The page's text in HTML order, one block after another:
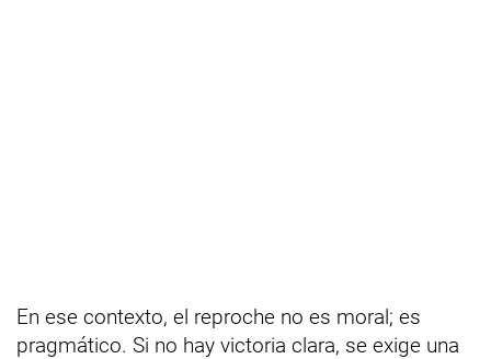
En ese contexto, el reproche no es moral; es
pragmático. Si no hay victoria clara, se exige una